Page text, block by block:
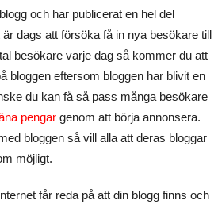
och har publicerat en hel del
dags att försöka få in nya besökare till
besökare varje dag så kommer du att
bloggen eftersom bloggen har blivit en
du kan få så pass många besökare
pengar genom att börja annonsera.
bloggen så vill alla att deras bloggar
möjligt.
får reda på att din blogg finns och